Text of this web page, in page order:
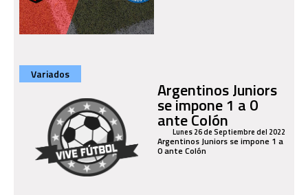
Variados
Argentinos Juniors
se impone 1 a 0
ante Colón
Lunes 26 de Septiembre del 2022
Argentinos Juniors se impone 1 a
0 ante Colón